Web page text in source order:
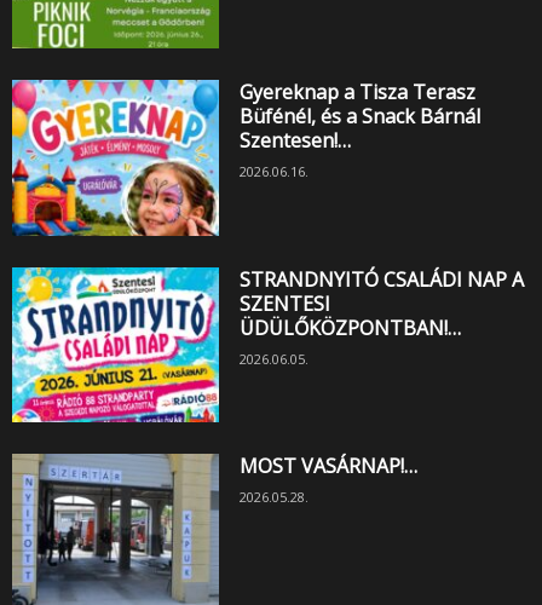
Gyereknap a Tisza Terasz
Büfénél, és a Snack Bárnál
Szentesen!…
2026.06.16.
STRANDNYITÓ CSALÁDI NAP A
SZENTESI
ÜDÜLŐKÖZPONTBAN!…
2026.06.05.
MOST VASÁRNAP!…
2026.05.28.